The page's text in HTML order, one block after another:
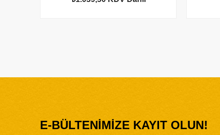
E-BÜLTENİMİZE KAYIT OLUN!